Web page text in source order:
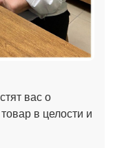
вас о
в целости и